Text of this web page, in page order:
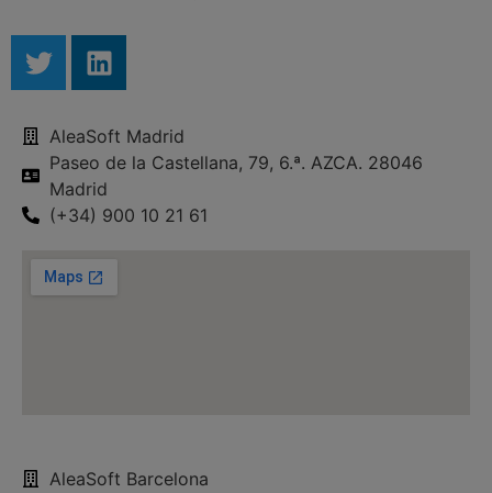
AleaSoft Madrid
Paseo de la Castellana, 79, 6.ª. AZCA. 28046
Madrid
(+34) 900 10 21 61
AleaSoft Barcelona